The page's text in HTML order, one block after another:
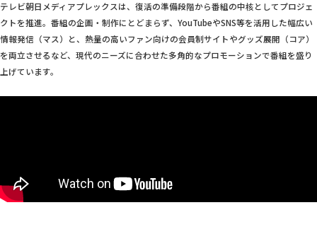
テレビ朝日メディアプレックスは、復活の準備段階から番組の中核としてプロジェ
クトを推進。番組の企画・制作にとどまらず、YouTubeやSNS等を活用した幅広い
情報発信（マス）と、熱量の高いファン向けの会員制サイトやグッズ展開（コア）
を両立させるなど、現代のニーズに合わせた多角的なプロモーションで番組を盛り
上げています。